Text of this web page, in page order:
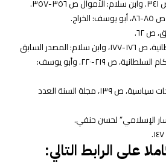
ص ٦٢.
الماوردي: الأحكام السلطانية، ص ١٧٦-١٧٧، وابن سلام: المصدر السابق
ص .٣٧٢ وأبو يعلى: الأحكام السلطانية، ص ٢١٩-٢٢٠. وأبو يوسف:
عبد الرحمن الزيد: مصطلحات سياسية، ص ١٣٩، مجلة السنة العدد
الإسلامي” لحسن حنفي.
على الرابط التالي: